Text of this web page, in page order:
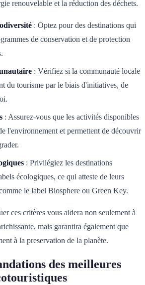
renouvelable et la réduction des déchets.
: Optez pour des destinations qui
de conservation et de protection
: Vérifiez si la communauté locale
du tourisme par le biais d'initiatives, de
: Assurez-vous que les activités disponibles
l'environnement et permettent de découvrir
: Privilégiez les destinations
écologiques, ce qui atteste de leurs
le label Biosphere ou Green Key.
ces critères vous aidera non seulement à
mais garantira également que
à la preservation de la planète.
des meilleures